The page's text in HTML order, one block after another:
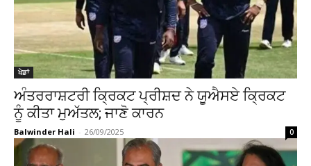
ਖੇਡਾਂ
ਅੰਤਰਰਾਸ਼ਟਰੀ ਕ੍ਰਿਕਟ ਪ੍ਰੀਸ਼ਦ ਨੇ ਯੂਐਸਏ ਕ੍ਰਿਕਟ
ਨੂੰ ਕੀਤਾ ਮੁਅੱਤਲ; ਜਾਣੋ ਕਾਰਨ
Balwinder Hali - 26/09/2025 0